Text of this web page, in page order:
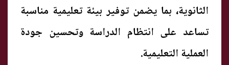
الثانوية، بما يضمن توفير بيئة تعليمية مناسبة
تساعد على انتظام الدراسة وتحسين جودة
العملية التعليمية.